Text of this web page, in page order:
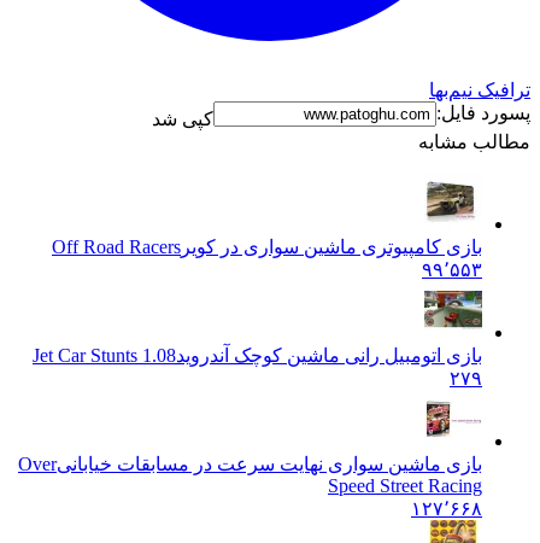
ترافیک نیم‌بها
پسورد فایل:
کپی شد
مطالب مشابه
بازی کامپیوتری ماشین سواری در کویر Off Road Racers
۹۹٬۵۵۳
بازی اتومبیل رانی ماشین کوچک آندرویدJet Car Stunts 1.08
۲۷۹
بازی ماشین سواری نهایت سرعت در مسابقات خیابانیOver
Speed Street Racing
۱۲۷٬۶۶۸